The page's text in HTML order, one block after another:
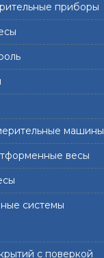
приборы
машины
весы
системы
с поверкой